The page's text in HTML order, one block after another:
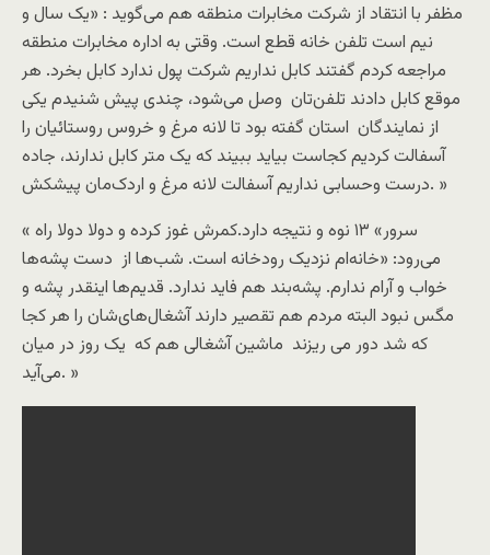
مظفر با انتقاد از شرکت مخابرات منطقه هم می‌گوید : «یک سال و
نیم است تلفن خانه قطع است. وقتی به اداره مخابرات منطقه
مراجعه کردم گفتند کابل نداریم شرکت پول ندارد کابل بخرد. هر
موقع کابل دادند تلفن‌تان وصل می‌شود، چندی پیش شنیدم یکی
از نمایندگان استان گفته بود تا لانه مرغ و خروس روستائیان را
آسفالت کردیم کجاست بیاید ببیند که یک متر کابل ندارند، جاده
درست وحسابی نداریم آسفالت لانه مرغ و اردک‌مان پیشکش. »
« سرور» ۱۳ نوه و نتیجه دارد.کمرش غوز کرده و دولا دولا راه
می‌رود: «خانه‌ام نزدیک رودخانه است. شب‌ها از دست پشه‌ها
خواب و آرام ندارم. پشه‌بند هم فاید ندارد. قدیم‌ها اینقدر پشه و
مگس نبود البته مردم هم تقصیر دارند آشغال‌های‌شان را هر کجا
که شد دور می ریزند ماشین آشغالی هم که یک روز در میان
می‌آید. »